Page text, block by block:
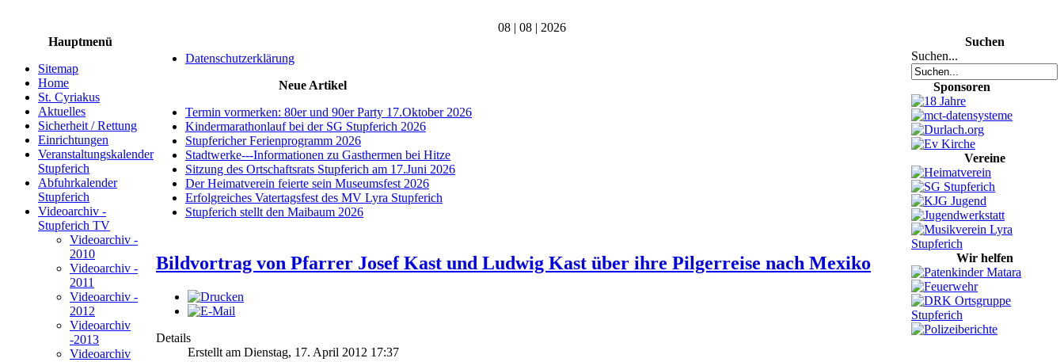
08 | 08 | 2026
Hauptmenü
Sitemap
Home
St. Cyriakus
Aktuelles
Sicherheit / Rettung
Einrichtungen
Veranstaltungskalender
Stupferich
Abfuhrkalender
Stupferich
Videoarchiv -
Stupferich TV
Videoarchiv -
2010
Videoarchiv -
2011
Videoarchiv -
2012
Videoarchiv
-2013
Videoarchiv
Datenschutzerklärung
Neue Artikel
Termin vormerken: 80er und 90er Party 17.Oktober 2026
Kindermarathonlauf bei der SG Stupferich 2026
Stupfericher Ferienprogramm 2026
Stadtwerke---Informationen zu Gasthermen bei Hitze
Sitzung des Ortschaftsrats Stupferich am 17.Juni 2026
Der Heimatverein feierte sein Museumsfest 2026
Erfolgreiches Vatertagsfest des MV Lyra Stupferich
Stupferich stellt den Maibaum 2026
Bildvortrag von Pfarrer Josef Kast und Ludwig Kast über ihre Pilgerreise nach Mexiko
Details
Erstellt am Dienstag, 17. April 2012 17:37
Suchen
Suchen...
Sponsoren
Vereine
Wir helfen